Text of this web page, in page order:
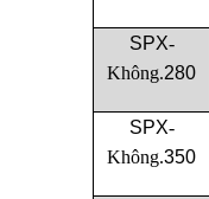
SPX-
Không.280
SPX-
Không.350